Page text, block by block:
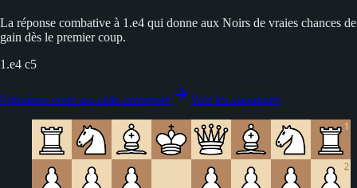
La réponse combative à 1.e4 qui donne aux Noirs de vraies chances de
gain dès le premier coup.
1.e4 c5
Entraînez-vous sur cette ouverture Voir les variations